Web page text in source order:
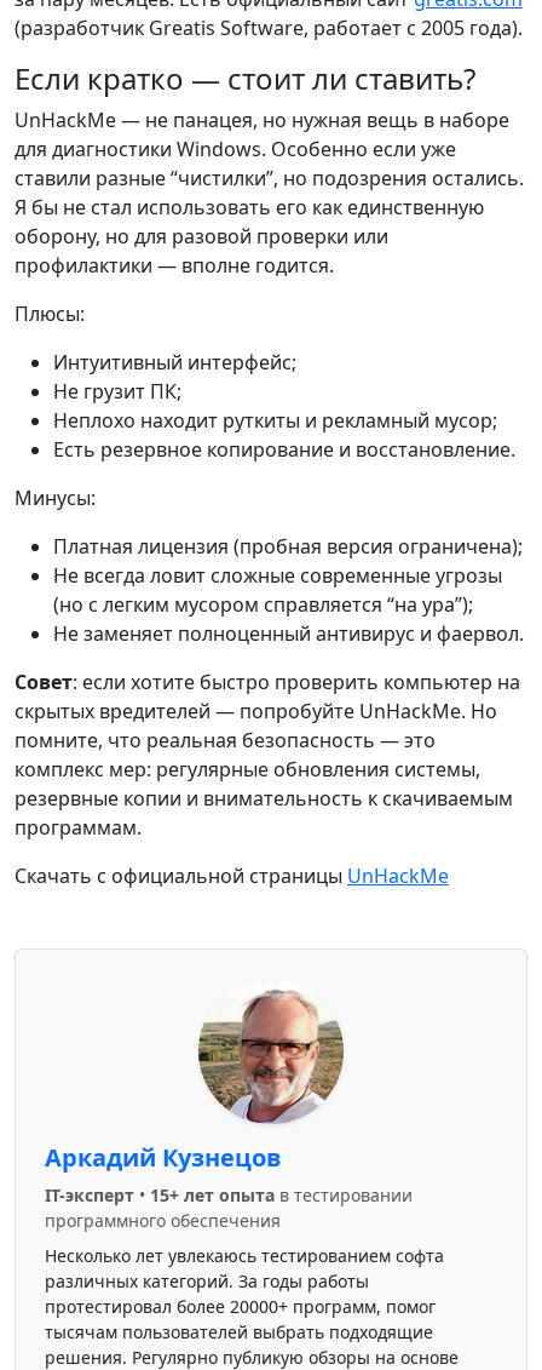
(разработчик Greatis Software, работает с 2005 года).
Если кратко — стоит ли ставить?
UnHackMe — не панацея, но нужная вещь в наборе
для диагностики Windows. Особенно если уже
ставили разные “чистилки”, но подозрения остались.
Я бы не стал использовать его как единственную
оборону, но для разовой проверки или
профилактики — вполне годится.
Плюсы:
Интуитивный интерфейс;
Не грузит ПК;
Неплохо находит руткиты и рекламный мусор;
Есть резервное копирование и восстановление.
Минусы:
Платная лицензия (пробная версия ограничена);
Не всегда ловит сложные современные угрозы
(но с легким мусором справляется “на ура”);
Не заменяет полноценный антивирус и фаервол.
Совет: если хотите быстро проверить компьютер на
скрытых вредителей — попробуйте UnHackMe. Но
помните, что реальная безопасность — это
комплекс мер: регулярные обновления системы,
резервные копии и внимательность к скачиваемым
программам.
Скачать с официальной страницы UnHackMe
Аркадий Кузнецов
IT-эксперт • 15+ лет опыта в тестировании
программного обеспечения
Несколько лет увлекаюсь тестированием софта
различных категорий. За годы работы
протестировал более 20000+ программ, помог
тысячам пользователей выбрать подходящие
решения. Регулярно публикую обзоры на основе